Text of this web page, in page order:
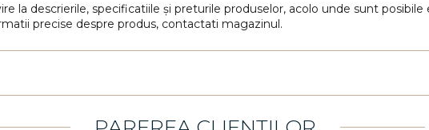
la descrierile, specificatiile și preturile produselor, acolo unde sunt
precise despre produs, contactati magazinul.